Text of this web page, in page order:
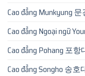
Cao đẳng Munkyung
Cao đẳng Ngoại ngữ
Cao đẳng Pohang 포
Cao đẳng Songho 송호